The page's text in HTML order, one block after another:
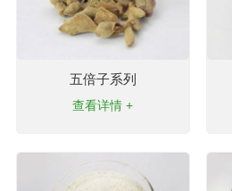
五倍子系列
查看详情 +